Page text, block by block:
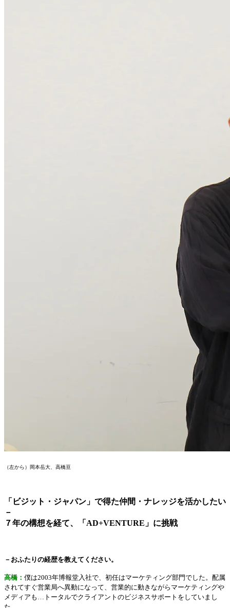
（左から）岡本岳大、高橋亘
「ビジット・ジャパン」で得た仲間・ナレッジを活かしたい
－
７年の構想を経て、「AD+VENTURE」に挑戦
－おふたりの経歴を教えてください。
高橋： 僕は2003年博報堂入社で、初任はマーケティング部門でした。配属
されてすぐ営業局へ異動になって、営業的に動きながらマーケティングや
メディアも…トータルでクライアントのビジネスサポートをしていまし